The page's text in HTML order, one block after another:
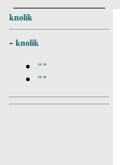
knolik
- knolik
""
""